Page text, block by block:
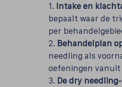
1. Intake en
bepaalt waar de
per
2. Behandelplan
needling als
oefeningen vanuit
3. De dry